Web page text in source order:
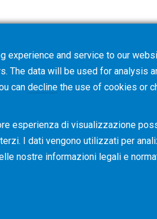
and service to our
The data will be used for analysis
can decline the use of cookies or
esperienza di visualizzazione
I dati vengono utilizzati per
nostre informazioni legali e